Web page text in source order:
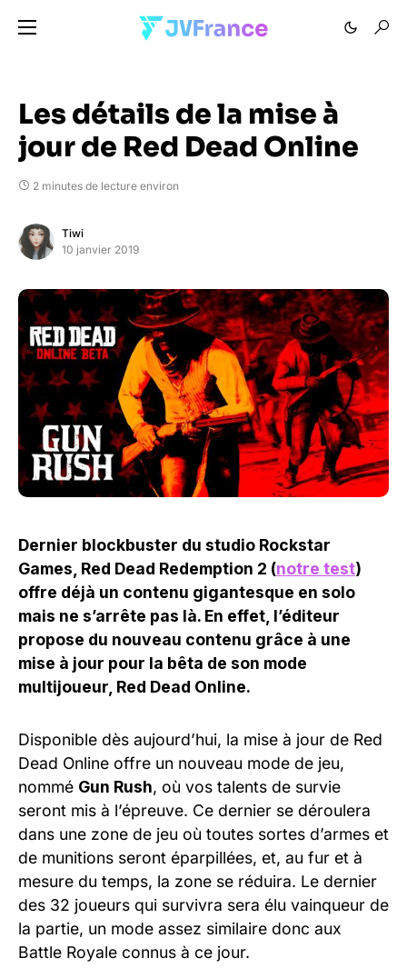
Les détails de la mise à
jour de Red Dead Online
2 minutes de lecture environ
Tiwi
10 janvier 2019
Dernier blockbuster du studio Rockstar
Games, Red Dead Redemption 2 (notre test)
offre déjà un contenu gigantesque en solo
mais ne s’arrête pas là. En effet, l’éditeur
propose du nouveau contenu grâce à une
mise à jour pour la bêta de son mode
multijoueur, Red Dead Online.
Disponible dès aujourd’hui, la mise à jour de Red
Dead Online offre un nouveau mode de jeu,
nommé Gun Rush, où vos talents de survie
seront mis à l’épreuve. Ce dernier se déroulera
dans une zone de jeu où toutes sortes d’armes et
de munitions seront éparpillées, et, au fur et à
mesure du temps, la zone se réduira. Le dernier
des 32 joueurs qui survivra sera élu vainqueur de
la partie, un mode assez similaire donc aux
Battle Royale connus à ce jour.